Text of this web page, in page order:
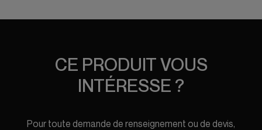
CE PRODUIT VOUS
INTÉRESSE ?
Pour toute demande de renseignement ou de devis,